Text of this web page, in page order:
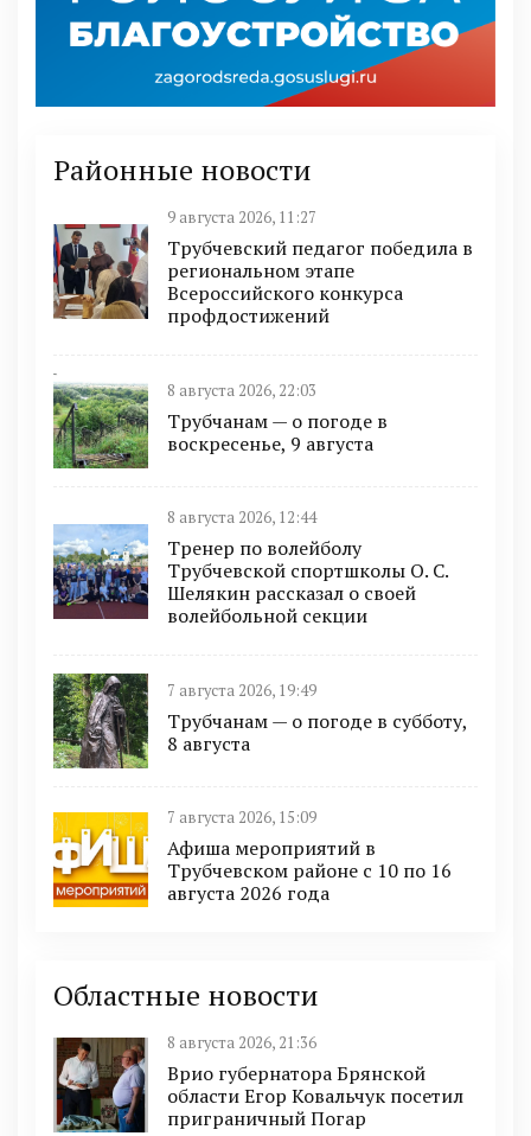
Районные новости
9 августа 2026, 11:27
Трубчевский педагог победила в
региональном этапе
Всероссийского конкурса
профдостижений
8 августа 2026, 22:03
Трубчанам — о погоде в
воскресенье, 9 августа
8 августа 2026, 12:44
Тренер по волейболу
Трубчевской спортшколы О. С.
Шелякин рассказал о своей
волейбольной секции
7 августа 2026, 19:49
Трубчанам — о погоде в субботу,
8 августа
7 августа 2026, 15:09
Афиша мероприятий в
Трубчевском районе с 10 по 16
августа 2026 года
Областные новости
8 августа 2026, 21:36
Врио губернатора Брянской
области Егор Ковальчук посетил
приграничный Погар